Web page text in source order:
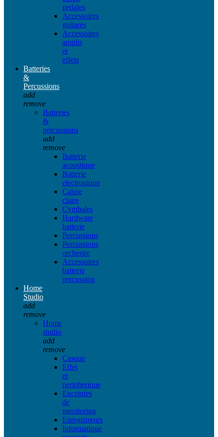
pedales
Accessoires
guitares
Accessoires
amplis
et
effets
Batteries
&
Percussions
add
remove
Batteries
&
percussions
add
remove
Batterie
acoustique
Batterie
electronique
Caisse
claire
Cymbales
Hardware
batterie
Percussions
Percussions
orchestre
Accessoires
batterie
percussion
Home
Studio
add
remove
Home
studio
add
remove
Casque
Effet
et
peripherique
Enceintes
de
monitoring
Enregistreurs
Informatique